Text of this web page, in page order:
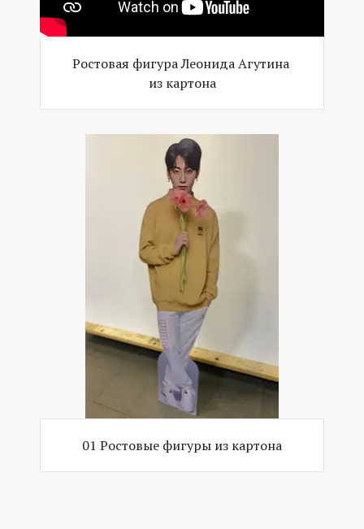
Ростовая фигура Леонида Агутина
из картона
01 Ростовые фигуры из картона